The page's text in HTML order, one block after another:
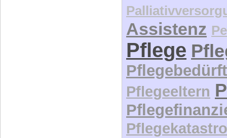
Assistenz
Pflege
Pflegeeltern